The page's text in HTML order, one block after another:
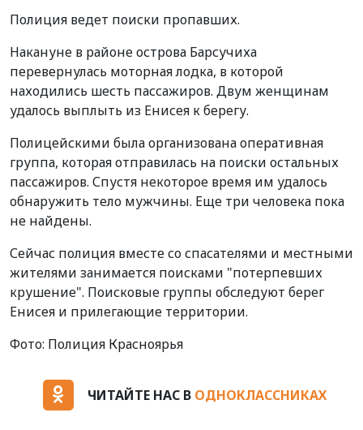
Полиция ведет поиски пропавших.
Накануне в районе острова Барсучиха
перевернулась моторная лодка, в которой
находились шесть пассажиров. Двум женщинам
удалось выплыть из Енисея к берегу.
Полицейскими была организована оперативная
группа, которая отправилась на поиски остальных
пассажиров. Спустя некоторое время им удалось
обнаружить тело мужчины. Еще три человека пока
не найдены.
Сейчас полиция вместе со спасателями и местными
жителями занимается поисками "потерпевших
крушение". Поисковые группы обследуют берег
Енисея и прилегающие территории.
Фото: Полиция Красноярья
ЧИТАЙТЕ НАС В ОДНОКЛАССНИКАХ